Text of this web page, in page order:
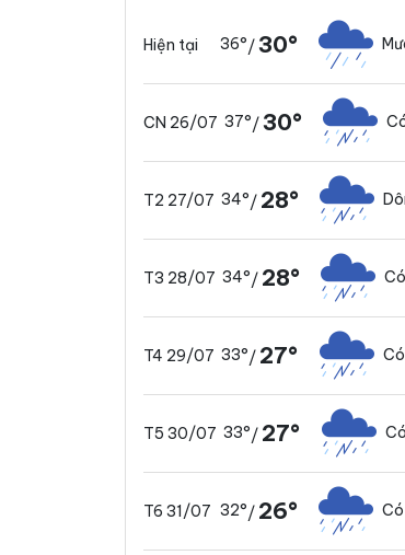
Hiện tại 36°/30°
CN 26/07 37°/30°
T2 27/07 34°/ 28°
T3 28/07 34°/ 28°
T4 29/07 33°/ 27°
T5 30/07 33°/ 27°
T6 31/07 32°/ 26°